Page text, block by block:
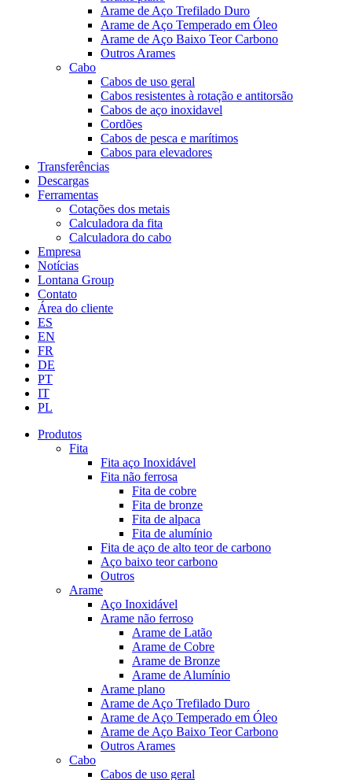
Arame de Aço Trefilado Duro
Arame de Aço Temperado em Óleo
Arame de Aço Baixo Teor Carbono
Outros Arames
Cabo
Cabos de uso geral
Cabos resistentes à rotação e antitorsão
Cabos de aço inoxidavel
Cordões
Cabos de pesca e marítimos
Cabos para elevadores
Transferências
Descargas
Ferramentas
Cotações dos metais
Calculadora da fita
Calculadora do cabo
Empresa
Notícias
Lontana Group
Contato
Área do cliente
ES
EN
FR
DE
PT
IT
PL
Produtos
Fita
Fita aço Inoxidável
Fita não ferrosa
Fita de cobre
Fita de bronze
Fita de alpaca
Fita de alumínio
Fita de aço de alto teor de carbono
Aço baixo teor carbono
Outros
Arame
Aço Inoxidável
Arame não ferroso
Arame de Latão
Arame de Cobre
Arame de Bronze
Arame de Alumínio
Arame plano
Arame de Aço Trefilado Duro
Arame de Aço Temperado em Óleo
Arame de Aço Baixo Teor Carbono
Outros Arames
Cabo
Cabos de uso geral